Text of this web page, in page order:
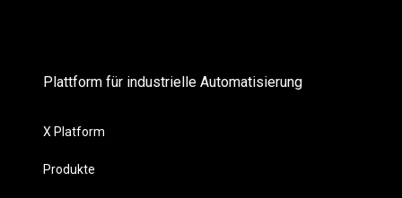
Plattform für industrielle Automatisierung
X Platform
Produkte